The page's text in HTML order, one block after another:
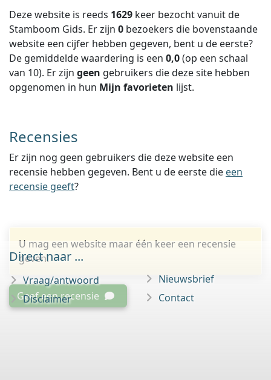
Deze website is reeds 1629 keer bezocht vanuit de
Stamboom Gids. Er zijn 0 bezoekers die bovenstaande
website een cijfer hebben gegeven, bent u de eerste?
De gemiddelde waardering is een 0,0(op een schaal
van 10). Er zijn geen gebruikers die deze site hebben
opgenomen in hun Mijn favorieten lijst.
Recensies
Er zijn nog geen gebruikers die deze website een
recensie hebben gegeven. Bent u de eerste die een
recensie geeft?
U mag een website maar één keer een recensie
geven.
Geef een recensie
Direct naar ...
Vraag/antwoord
Disclaimer
Nieuwsbrief
Contact